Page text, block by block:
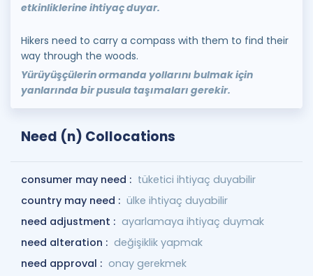
etkinliklerine ihtiyaç duyar.
Hikers need to carry a compass with them to find their
way through the woods.
Yürüyüşçülerin ormanda yollarını bulmak için
yanlarında bir pusula taşımaları gerekir.
Need (n) Collocations
consumer may need : tüketici ihtiyaç duyabilir
country may need : ülke ihtiyaç duyabilir
need adjustment : ayarlamaya ihtiyaç duymak
need alteration : değişiklik yapmak
need approval : onay gerekmek